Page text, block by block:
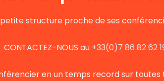
structure proche de ses
CONTACTEZ-NOUS au +33(0)7 86 82 62
en un temps record sur